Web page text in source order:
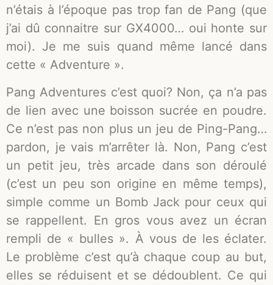
n’étais à l’époque pas trop fan de Pang (que
j’ai dû connaitre sur GX4000… oui honte sur
moi). Je me suis quand même lancé dans
cette « Adventure ».
Pang Adventures c’est quoi? Non, ça n’a pas
de lien avec une boisson sucrée en poudre.
Ce n’est pas non plus un jeu de Ping-Pang…
pardon, je vais m’arrêter là. Non, Pang c’est
un petit jeu, très arcade dans son déroulé
(c’est un peu son origine en même temps),
simple comme un Bomb Jack pour ceux qui
se rappellent. En gros vous avez un écran
rempli de « bulles ». À vous de les éclater.
Le problème c’est qu’à chaque coup au but,
elles se réduisent et se dédoublent. Ce qui